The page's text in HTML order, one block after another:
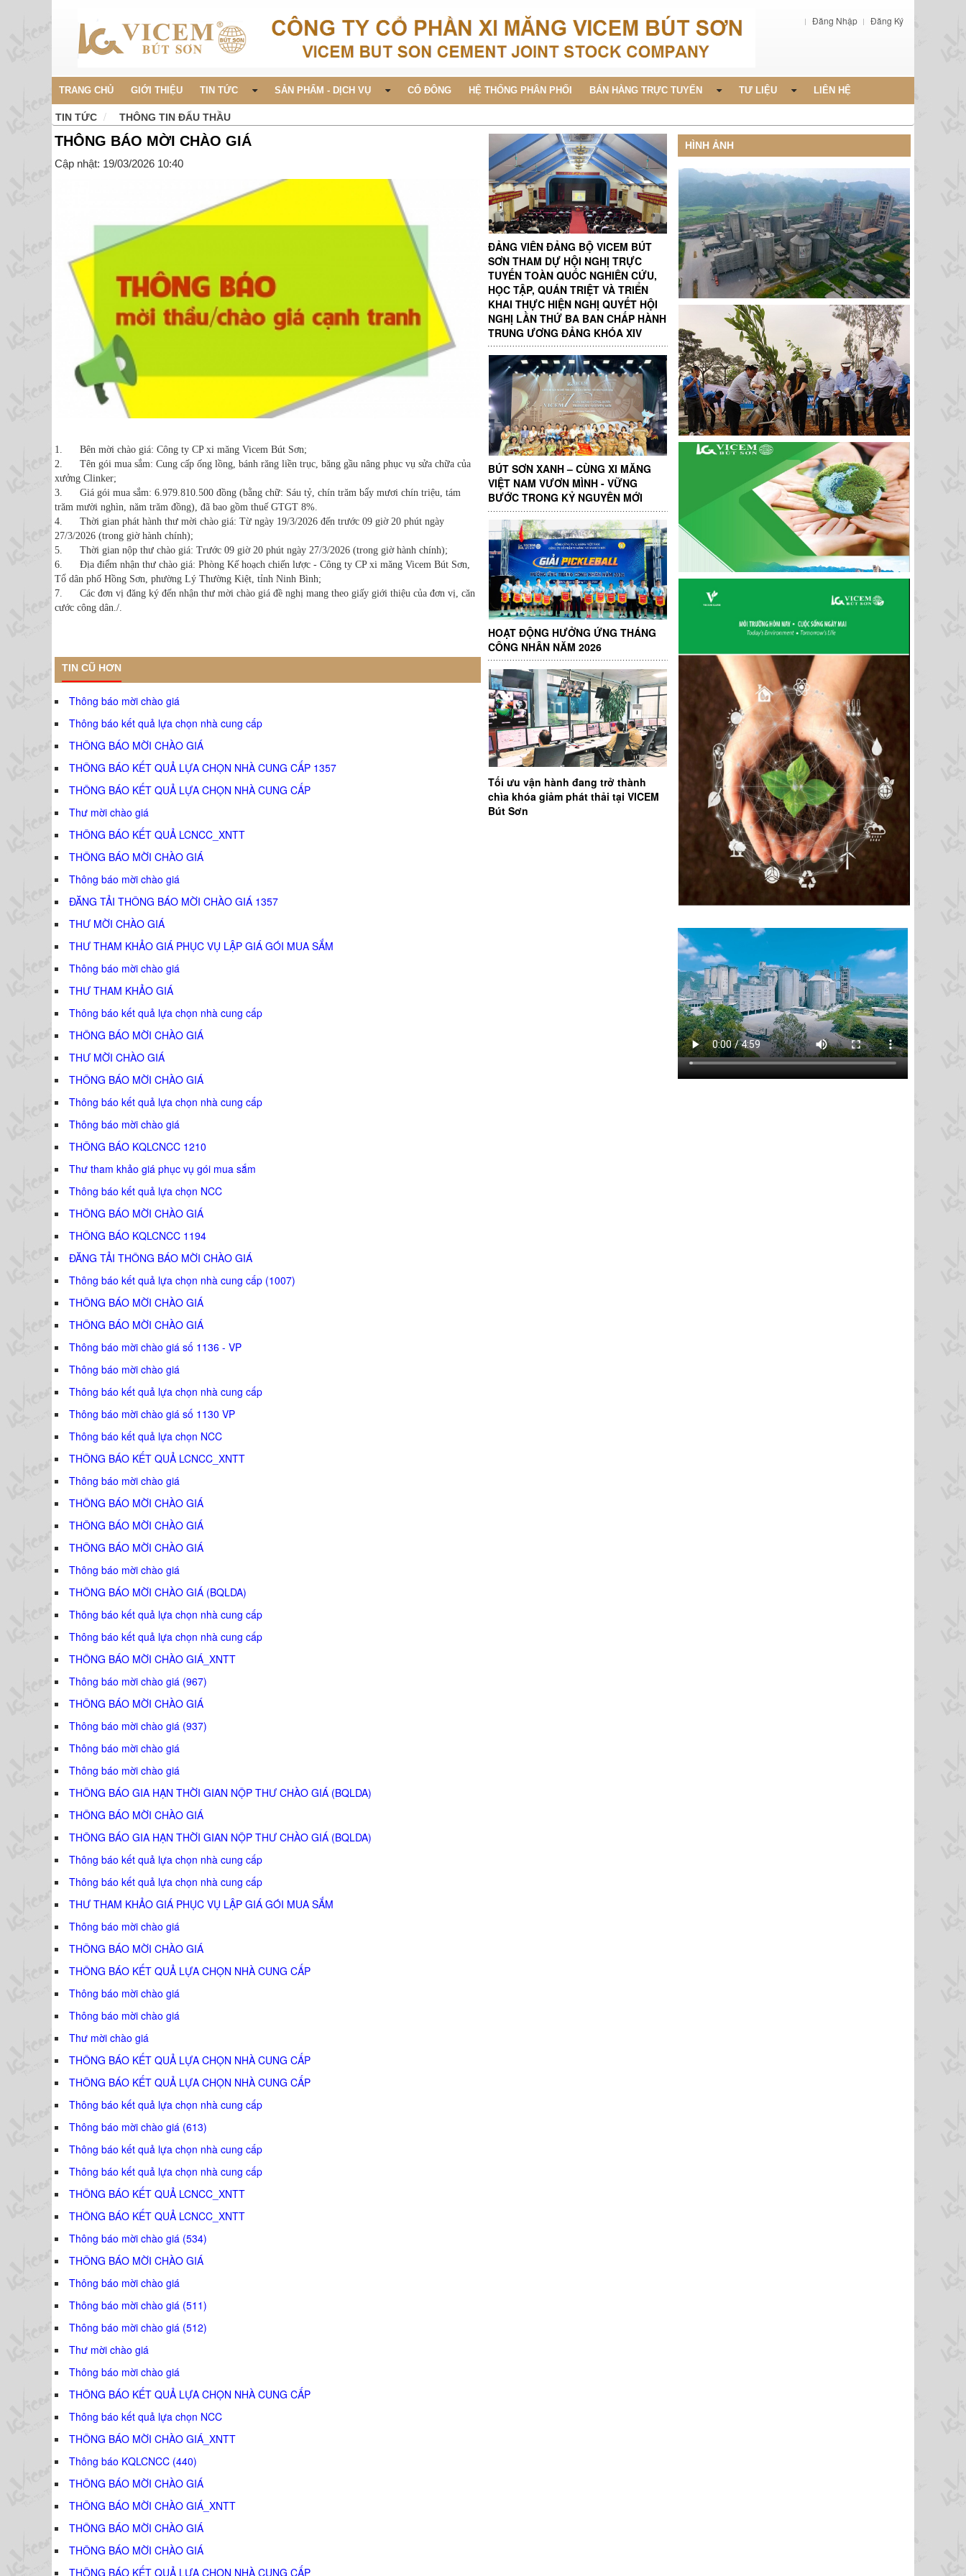
Đăng Nhập Đăng Ký
TRANG CHỦ GIỚI THIỆU TIN TỨC SẢN PHẨM - DỊCH VỤ CỔ ĐÔNG HỆ THỐNG PHÂN PHỐI BÁN HÀNG TRỰC TUYẾN TƯ LIỆU LIÊN HỆ
TIN TỨC THÔNG TIN ĐẤU THẦU
THÔNG BÁO MỜI CHÀO GIÁ
Cập nhật: 19/03/2026 10:40
1. Bên mời chào giá: Công ty CP xi măng Vicem Bút Sơn;
2. Tên gói mua sắm: Cung cấp ống lồng, bánh răng liền trục, băng gầu nâng phục vụ sửa chữa của
xưởng Clinker;
3. Giá gói mua sắm: 6.979.810.500 đồng (bằng chữ: Sáu tỷ, chín trăm bẩy mươi chín triệu, tám
trăm mười nghìn, năm trăm đồng), đã bao gồm thuế GTGT 8%.
4. Thời gian phát hành thư mời chào giá: Từ ngày 19/3/2026 đến trước 09 giờ 20 phút ngày
27/3/2026 (trong giờ hành chính);
5. Thời gian nộp thư chào giá: Trước 09 giờ 20 phút ngày 27/3/2026 (trong giờ hành chính);
6. Địa điểm nhận thư chào giá: Phòng Kế hoạch chiến lược - Công ty CP xi măng Vicem Bút Sơn,
Tổ dân phố Hồng Sơn, phường Lý Thường Kiệt, tỉnh Ninh Bình;
7. Các đơn vị đăng ký đến nhận thư mời chào giá đề nghị mang theo giấy giới thiệu của đơn vị, căn
cước công dân./.
TIN CŨ HƠN
Thông báo mời chào giá
Thông báo kết quả lựa chọn nhà cung cấp
THÔNG BÁO MỜI CHÀO GIÁ
THÔNG BÁO KẾT QUẢ LỰA CHỌN NHÀ CUNG CẤP 1357
THÔNG BÁO KẾT QUẢ LỰA CHỌN NHÀ CUNG CẤP
Thư mời chào giá
THÔNG BÁO KẾT QUẢ LCNCC_XNTT
THÔNG BÁO MỜI CHÀO GIÁ
Thông báo mời chào giá
ĐĂNG TẢI THÔNG BÁO MỜI CHÀO GIÁ 1357
THƯ MỜI CHÀO GIÁ
THƯ THAM KHẢO GIÁ PHỤC VỤ LẬP GIÁ GÓI MUA SẮM
Thông báo mời chào giá
THƯ THAM KHẢO GIÁ
Thông báo kết quả lựa chọn nhà cung cấp
THÔNG BÁO MỜI CHÀO GIÁ
THƯ MỜI CHÀO GIÁ
THÔNG BÁO MỜI CHÀO GIÁ
Thông báo kết quả lựa chọn nhà cung cấp
Thông báo mời chào giá
THÔNG BÁO KQLCNCC 1210
Thư tham khảo giá phục vụ gói mua sắm
Thông báo kết quả lựa chọn NCC
THÔNG BÁO MỜI CHÀO GIÁ
THÔNG BÁO KQLCNCC 1194
ĐĂNG TẢI THÔNG BÁO MỜI CHÀO GIÁ
Thông báo kết quả lựa chọn nhà cung cấp (1007)
THÔNG BÁO MỜI CHÀO GIÁ
THÔNG BÁO MỜI CHÀO GIÁ
Thông báo mời chào giá số 1136 - VP
Thông báo mời chào giá
Thông báo kết quả lựa chọn nhà cung cấp
Thông báo mời chào giá số 1130 VP
Thông báo kết quả lựa chọn NCC
THÔNG BÁO KẾT QUẢ LCNCC_XNTT
Thông báo mời chào giá
THÔNG BÁO MỜI CHÀO GIÁ
THÔNG BÁO MỜI CHÀO GIÁ
THÔNG BÁO MỜI CHÀO GIÁ
Thông báo mời chào giá
THÔNG BÁO MỜI CHÀO GIÁ (BQLDA)
Thông báo kết quả lựa chọn nhà cung cấp
Thông báo kết quả lựa chọn nhà cung cấp
THÔNG BÁO MỜI CHÀO GIÁ_XNTT
Thông báo mời chào giá (967)
THÔNG BÁO MỜI CHÀO GIÁ
Thông báo mời chào giá (937)
Thông báo mời chào giá
Thông báo mời chào giá
THÔNG BÁO GIA HẠN THỜI GIAN NỘP THƯ CHÀO GIÁ (BQLDA)
THÔNG BÁO MỜI CHÀO GIÁ
THÔNG BÁO GIA HẠN THỜI GIAN NỘP THƯ CHÀO GIÁ (BQLDA)
Thông báo kết quả lựa chọn nhà cung cấp
Thông báo kết quả lựa chọn nhà cung cấp
THƯ THAM KHẢO GIÁ PHỤC VỤ LẬP GIÁ GÓI MUA SẮM
Thông báo mời chào giá
THÔNG BÁO MỜI CHÀO GIÁ
THÔNG BÁO KẾT QUẢ LỰA CHỌN NHÀ CUNG CẤP
Thông báo mời chào giá
Thông báo mời chào giá
Thư mời chào giá
THÔNG BÁO KẾT QUẢ LỰA CHỌN NHÀ CUNG CẤP
THÔNG BÁO KẾT QUẢ LỰA CHỌN NHÀ CUNG CẤP
Thông báo kết quả lựa chọn nhà cung cấp
Thông báo mời chào giá (613)
Thông báo kết quả lựa chọn nhà cung cấp
Thông báo kết quả lựa chọn nhà cung cấp
THÔNG BÁO KẾT QUẢ LCNCC_XNTT
THÔNG BÁO KẾT QUẢ LCNCC_XNTT
Thông báo mời chào giá (534)
THÔNG BÁO MỜI CHÀO GIÁ
Thông báo mời chào giá
Thông báo mời chào giá (511)
Thông báo mời chào giá (512)
Thư mời chào giá
Thông báo mời chào giá
THÔNG BÁO KẾT QUẢ LỰA CHỌN NHÀ CUNG CẤP
Thông báo kết quả lựa chọn NCC
THÔNG BÁO MỜI CHÀO GIÁ_XNTT
Thông báo KQLCNCC (440)
THÔNG BÁO MỜI CHÀO GIÁ
THÔNG BÁO MỜI CHÀO GIÁ_XNTT
THÔNG BÁO MỜI CHÀO GIÁ
THÔNG BÁO MỜI CHÀO GIÁ
THÔNG BÁO KẾT QUẢ LỰA CHỌN NHÀ CUNG CẤP
ĐẢNG VIÊN ĐẢNG BỘ VICEM BÚT
SƠN THAM DỰ HỘI NGHỊ TRỰC
TUYẾN TOÀN QUỐC NGHIÊN CỨU,
HỌC TẬP, QUÁN TRIỆT VÀ TRIỂN
KHAI THỰC HIỆN NGHỊ QUYẾT HỘI
NGHỊ LẦN THỨ BA BAN CHẤP HÀNH
TRUNG ƯƠNG ĐẢNG KHÓA XIV
BÚT SƠN XANH – CÙNG XI MĂNG
VIỆT NAM VƯƠN MÌNH - VỮNG
BƯỚC TRONG KỶ NGUYÊN MỚI
HOẠT ĐỘNG HƯỞNG ỨNG THÁNG
CÔNG NHÂN NĂM 2026
Tối ưu vận hành đang trở thành
chìa khóa giảm phát thải tại VICEM
Bút Sơn
HÌNH ẢNH